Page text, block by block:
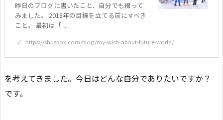
昨日のブログに書いたこと、自分でも綴って
みました。 2018年の目標を立てる前にすべき
こと。 最初は「 ...
https://shusbox.com/blog/my-wish-about-future-world/
を考えてきました。今日はどんな自分でありたいですか？
です。